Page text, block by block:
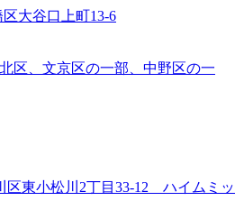
大谷口上町13-6
区、文京区の一部、中野区の一
区東小松川2丁目33-12 ハイムミッ